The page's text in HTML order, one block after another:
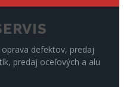
defektov, predaj
predaj oceľových a alu